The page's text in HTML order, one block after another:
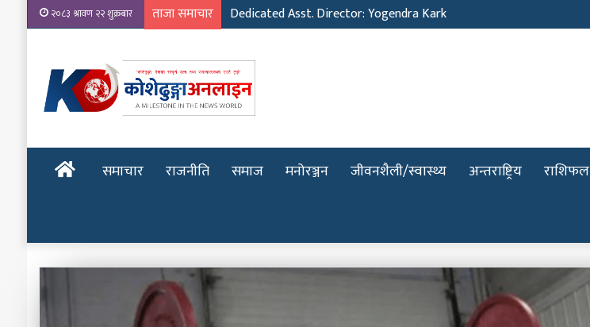
२०८३ श्रावण २२ शुक्रबार ताजा समाचार Dedicated Asst. Director: Yogendra Kark
होमपेजसमाचार राजनीति समाज मनोरञ्जन जीवनशैली/स्वास्थ्य अन्तराष्ट्रिय राशिफल